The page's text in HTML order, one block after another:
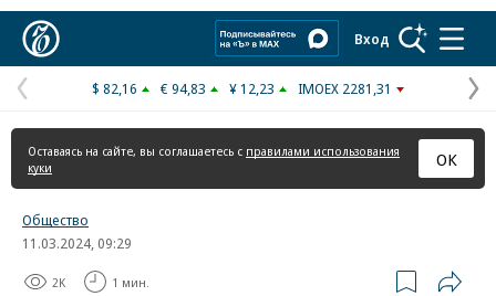
Вход
Предыдущая
страница
$ 82,16 € 94,83 ¥ 12,23 IMOEX 2281,31
Оставаясь на сайте, вы соглашаетесь с правилами использования
куки
ОК
Общество
11.03.2024, 09:29
2K 1 мин.